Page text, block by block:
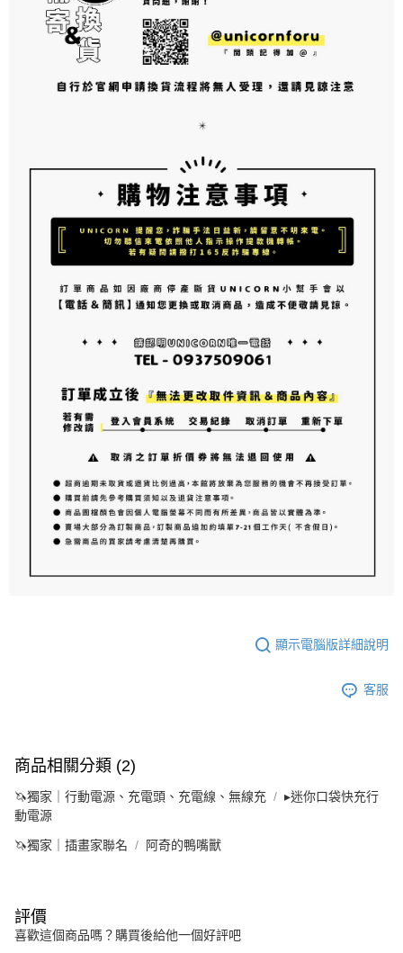
顯示電腦版詳細說明
客服
商品相關分類 (2)
🦄獨家｜行動電源、充電頭、充電線、無線充
▸迷你口袋快充行
動電源
🦄獨家｜插畫家聯名 阿奇的鴨嘴獸
評價
喜歡這個商品嗎？購買後給他一個好評吧